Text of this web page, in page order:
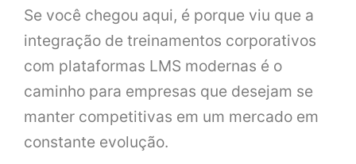
Se você chegou aqui, é porque viu que a
integração de treinamentos corporativos
com plataformas LMS modernas é o
caminho para empresas que desejam se
manter competitivas em um mercado em
constante evolução.